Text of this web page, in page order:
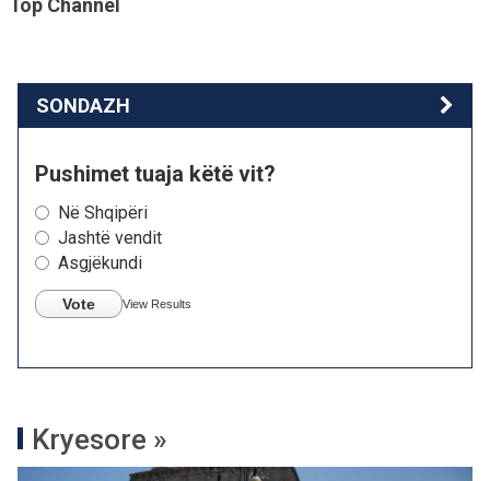
Top Channel
SONDAZH
Pushimet tuaja këtë vit?
Në Shqipëri
Jashtë vendit
Asgjëkundi
Vote View Results
Kryesore »